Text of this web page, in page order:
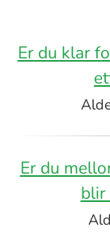
Er du klar
Er du
blir